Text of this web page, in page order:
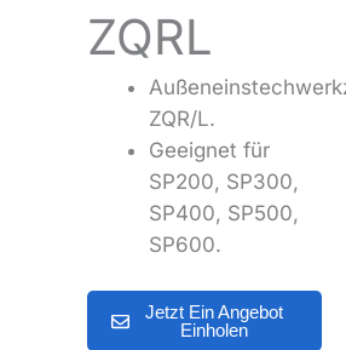
ZQRL
ZQR/L.
Geeignet für
SP200, SP300,
SP400, SP500,
SP600.
Jetzt Ein Angebot
Einholen